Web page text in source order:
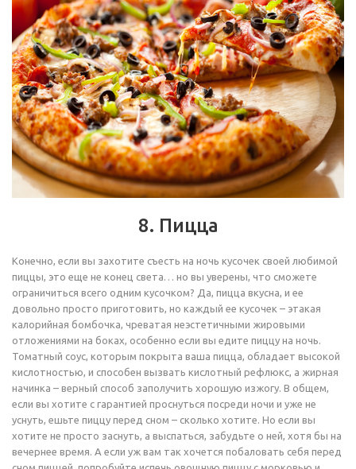
8. Пицца
Конечно, если вы захотите съесть на ночь кусочек своей любимой
пиццы, это еще не конец света… но вы уверены, что сможете
ограничиться всего одним кусочком? Да, пицца вкусна, и ее
довольно просто приготовить, но каждый ее кусочек – этакая
калорийная бомбочка, чреватая неэстетичными жировыми
отложениями на боках, особенно если вы едите пиццу на ночь.
Томатный соус, которым покрыта ваша пицца, обладает высокой
кислотностью, и способен вызвать кислотный рефлюкс, а жирная
начинка – верный способ заполучить хорошую изжогу. В общем,
если вы хотите с гарантией проснуться посреди ночи и уже не
уснуть, ешьте пиццу перед сном – сколько хотите. Но если вы
хотите не просто заснуть, а выспаться, забудьте о ней, хотя бы на
вечернее время. А если уж вам так хочется побаловать себя перед